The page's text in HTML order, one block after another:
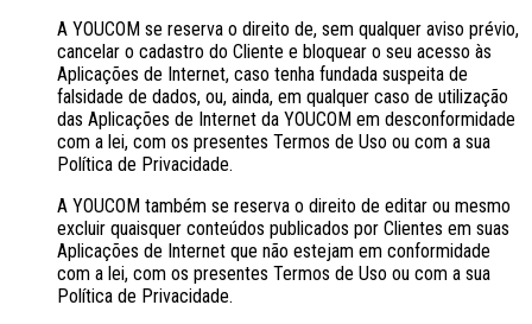
A YOUCOM se reserva o direito de, sem qualquer aviso prévio,
cancelar o cadastro do Cliente e bloquear o seu acesso às
Aplicações de Internet, caso tenha fundada suspeita de
falsidade de dados, ou, ainda, em qualquer caso de utilização
das Aplicações de Internet da YOUCOM em desconformidade
com a lei, com os presentes Termos de Uso ou com a sua
Política de Privacidade.
A YOUCOM também se reserva o direito de editar ou mesmo
excluir quaisquer conteúdos publicados por Clientes em suas
Aplicações de Internet que não estejam em conformidade
com a lei, com os presentes Termos de Uso ou com a sua
Política de Privacidade.